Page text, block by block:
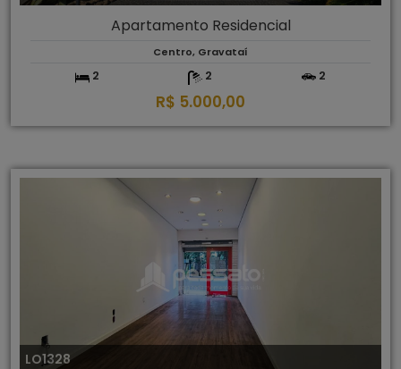
Apartamento Residencial
Centro, Gravataí
2 2 2
R$ 5.000,00
LO1328